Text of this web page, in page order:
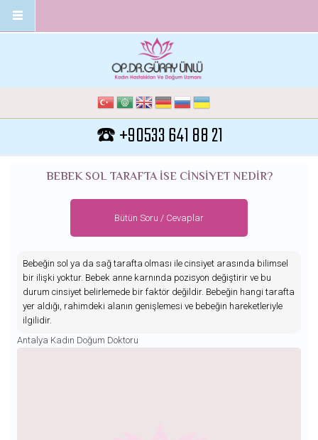
☎️ +90533 641 88 21
BEBEK SOL TARAFTA İSE CINSIYET NEDIR?
Bütün Soru / Cevaplar
Bebeğin sol ya da sağ tarafta olması ile cinsiyet arasında bilimsel
bir ilişki yoktur. Bebek anne karnında pozisyon değiştirir ve bu
durum cinsiyet belirlemede bir faktör değildir. Bebeğin hangi tarafta
yer aldığı, rahimdeki alanın genişlemesi ve bebeğin hareketleriyle
ilgilidir.
Antalya Kadın Doğum Doktoru